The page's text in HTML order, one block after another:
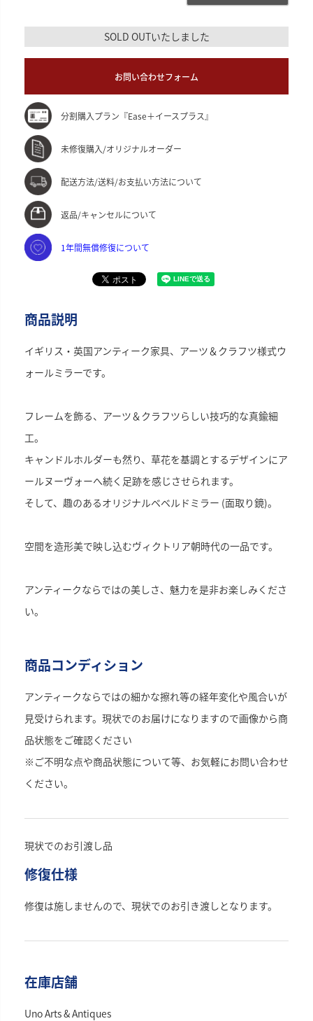
SOLD OUTいたしました
お問い合わせフォーム
分割購入プラン『Ease＋イースプラス』
未修復購入/オリジナルオーダー
配送方法/送料/お支払い方法について
返品/キャンセルについて
1年間無償修復について
商品説明
イギリス・英国アンティーク家具、アーツ＆クラフツ様式ウ
ォールミラーです。
フレームを飾る、アーツ＆クラフツらしい技巧的な真鍮細
工。
キャンドルホルダーも然り、草花を基調とするデザインにア
ールヌーヴォーへ続く足跡を感じさせられます。
そして、趣のあるオリジナルベベルドミラー (面取り鏡)。
空間を造形美で映し込むヴィクトリア朝時代の一品です。
アンティークならではの美しさ、魅力を是非お楽しみくださ
い。
商品コンディション
アンティークならではの細かな擦れ等の経年変化や風合いが
見受けられます。現状でのお届けになりますので画像から商
品状態をご確認ください
※ご不明な点や商品状態について等、お気軽にお問い合わせ
ください。
現状でのお引渡し品
修復仕様
修復は施しませんので、現状でのお引き渡しとなります。
在庫店舗
Uno Arts & Antiques